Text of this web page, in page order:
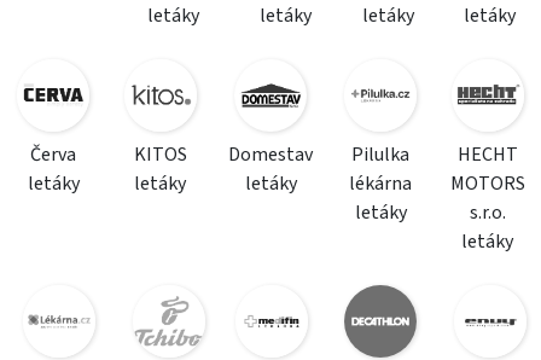
letáky
letáky
letáky
letáky
Červa
letáky
KITOS
letáky
Domestav
letáky
Pilulka
lékárna
letáky
HECHT
MOTORS
s.r.o.
letáky